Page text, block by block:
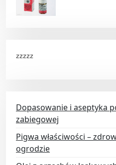
zzzzz
Dopasowanie i aseptyka
zabiegowej
Pigwa właściwości –
ogrodzie